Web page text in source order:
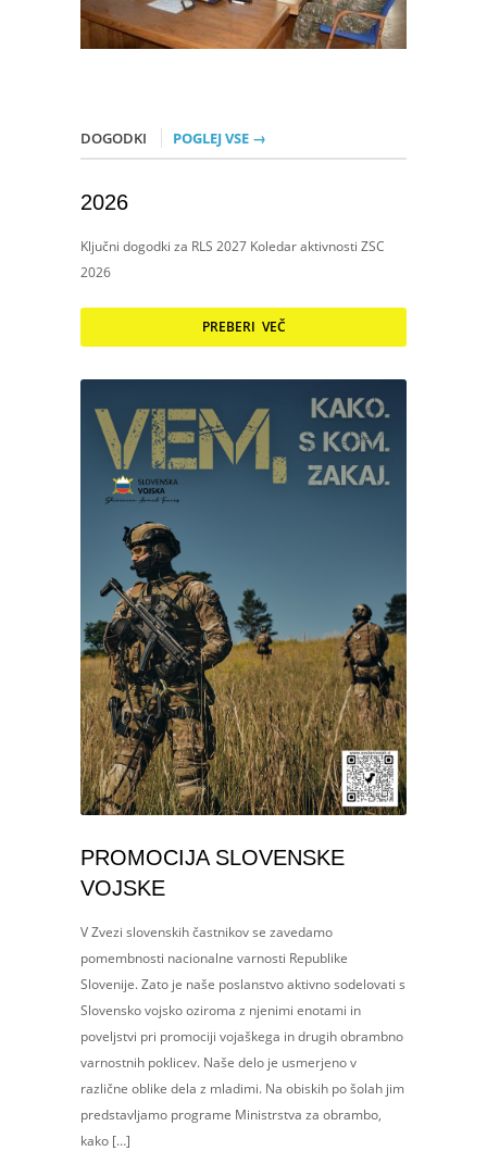
DOGODKI POGLEJ VSE →
2026
Ključni dogodki za RLS 2027 Koledar aktivnosti ZSC
2026
PREBERI VEČ
PROMOCIJA SLOVENSKE
VOJSKE
V Zvezi slovenskih častnikov se zavedamo
pomembnosti nacionalne varnosti Republike
Slovenije. Zato je naše poslanstvo aktivno sodelovati s
Slovensko vojsko oziroma z njenimi enotami in
poveljstvi pri promociji vojaškega in drugih obrambno
varnostnih poklicev. Naše delo je usmerjeno v
različne oblike dela z mladimi. Na obiskih po šolah jim
predstavljamo programe Ministrstva za obrambo,
kako […]